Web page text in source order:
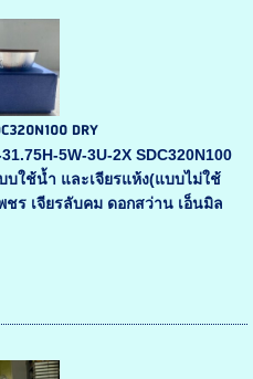
DRY
5W-3U-2X SDC320N100
บใช้น้ำ และเจียรแห้ง(แบบไม่ใช้
ร เจียรลับคม ดอกสว่าน เอ็นมิล